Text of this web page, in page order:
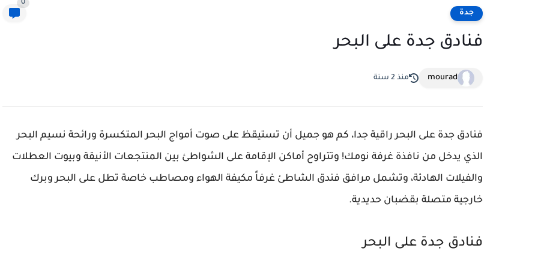
جدة
0
فنادق جدة على البحر
mourad منذ 2 سنة
فنادق جدة على البحر راقية جدا، كم هو جميل أن تستيقظ على صوت أمواج البحر المتكسرة ورائحة نسيم البحر
الذي يدخل من نافذة غرفة نومك! وتتراوح أماكن الإقامة على الشواطئ بين المنتجعات الأنيقة وبيوت العطلات
والفيلات الهادئة، وتشمل مرافق فندق الشاطئ غرفاً مكيفة الهواء ومصاطب خاصة تطل على البحر وبرك
خارجية متصلة بقضبان حديدية.
فنادق جدة على البحر